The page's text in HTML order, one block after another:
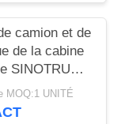
camion et de
de la cabine
SINOTRUK
la
simple a/c
MOQ:1 UNITÉ